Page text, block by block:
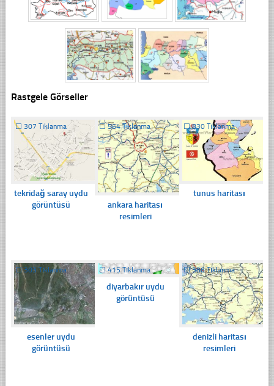
Rastgele Görseller
☐ 307 Tıklanma
tekridağ saray uydu
görüntüsü
☐564 Tıklanma
ankara haritası
resimleri
☐830 Tıklanma
tunus haritası
☐303 Tıklanma
esenler uydu
görüntüsü
☐415 Tıklanma
diyarbakır uydu
görüntüsü
☐386 Tıklanma
denizli haritası
resimleri